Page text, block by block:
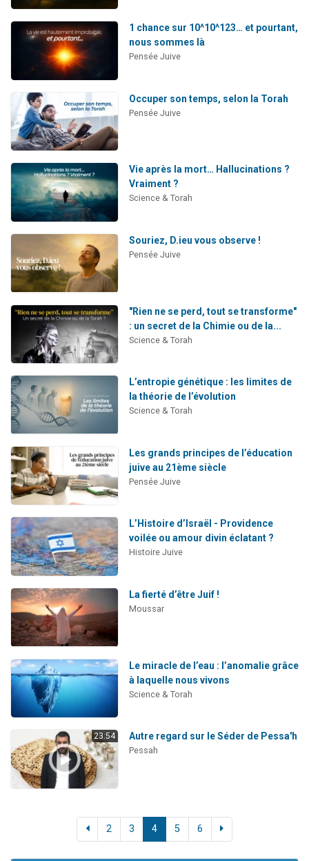
1 chance sur 10^10^123… et pourtant,
nous sommes là
Pensée Juive
Occuper son temps, selon la Torah
Pensée Juive
Vie après la mort… Hallucinations ?
Vraiment ?
Science & Torah
Souriez, D.ieu vous observe !
Pensée Juive
"Rien ne se perd, tout se transforme"
: un secret de la Chimie ou de la...
Science & Torah
L’entropie génétique : les limites de
la théorie de l’évolution
Science & Torah
Les grands principes de l’éducation
juive au 21ème siècle
Pensée Juive
L’Histoire d’Israël - Providence
voilée ou amour divin éclatant ?
Histoire Juive
La fierté d’être Juif !
Moussar
Le miracle de l’eau : l’anomalie grâce
à laquelle nous vivons
Science & Torah
23:54 Autre regard sur le Séder de Pessa'h
Pessah
2 3 4 5 6